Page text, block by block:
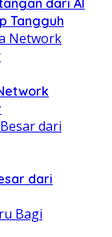
Tangguh
dari